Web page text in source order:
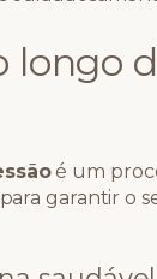
longo
é um
garantir o